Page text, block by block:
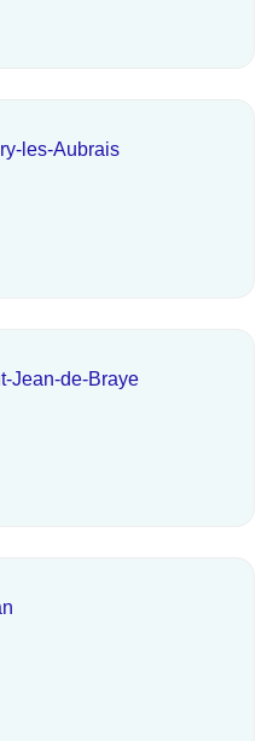
les-Aubrais
Jean-de-Braye